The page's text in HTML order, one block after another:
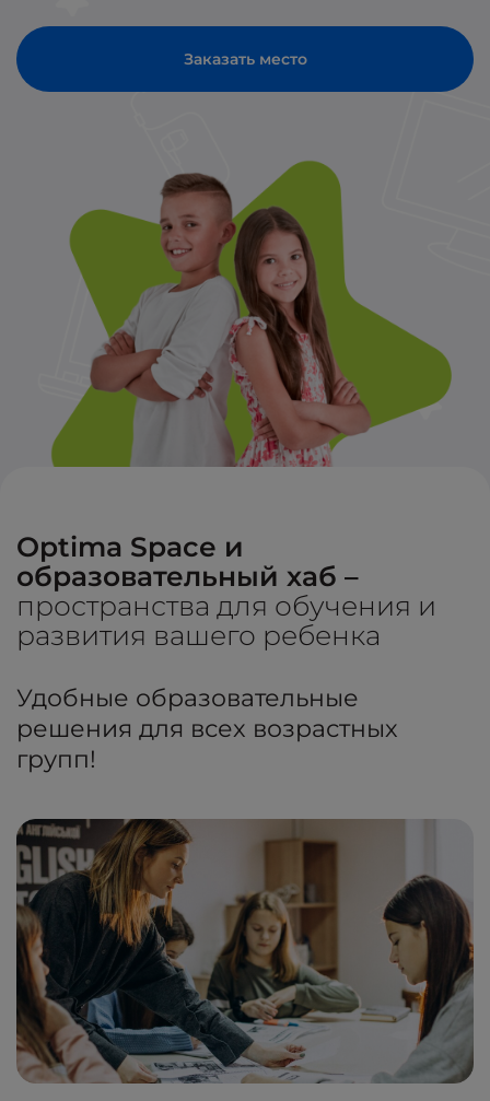
Заказать место
Optima Space и
образовательный хаб –
пространства для обучения и
развития вашего ребенка
Удобные образовательные
решения для всех возрастных
групп!